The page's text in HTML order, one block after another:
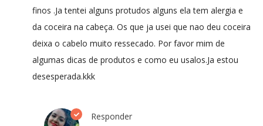
finos .Ja tentei alguns protudos alguns ela tem alergia e
da coceira na cabeça. Os que ja usei que nao deu coceira
deixa o cabelo muito ressecado. Por favor mim de
algumas dicas de produtos e como eu usalos.Ja estou
desesperada.kkk
Responder